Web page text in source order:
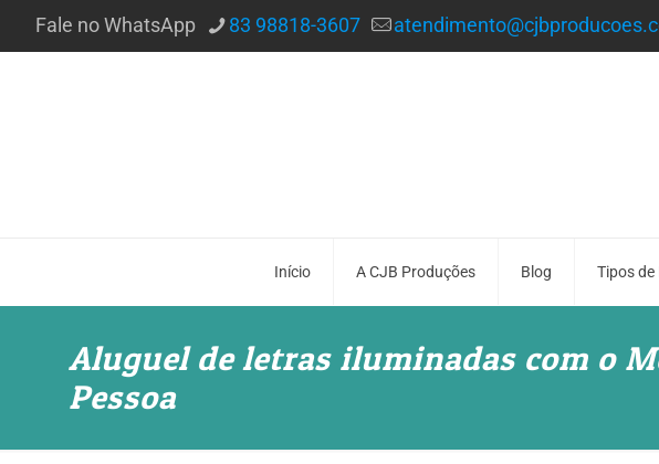
Fale no WhatsApp 83 98818-3607
Início A CJB Produções Blog Tipos de
Aluguel de letras iluminadas com o
Pessoa